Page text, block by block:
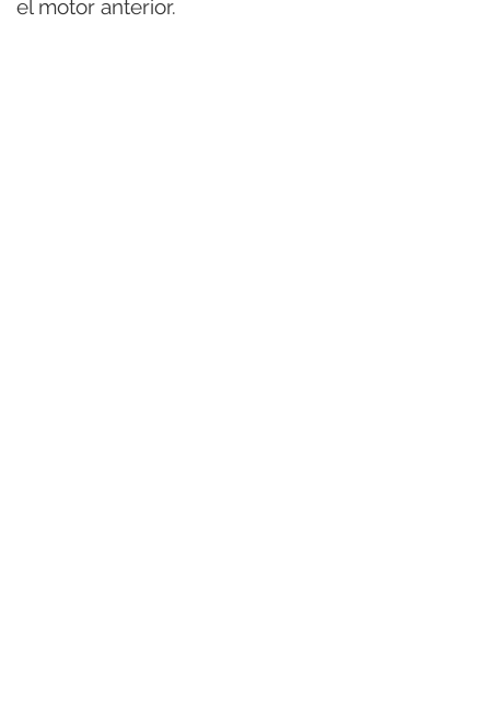
el motor anterior.